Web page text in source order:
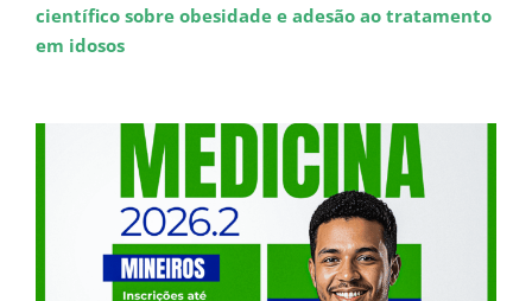
científico sobre obesidade e adesão ao tratamento
em idosos